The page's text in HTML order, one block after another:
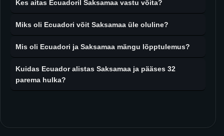
Kes aitas Ecuadoril Saksamaa vastu võita?
Miks oli Ecuadori võit Saksamaa üle oluline?
Mis oli Ecuadori ja Saksamaa mängu lõpptulemus?
Kuidas Ecuador alistas Saksamaa ja pääses 32
parema hulka?